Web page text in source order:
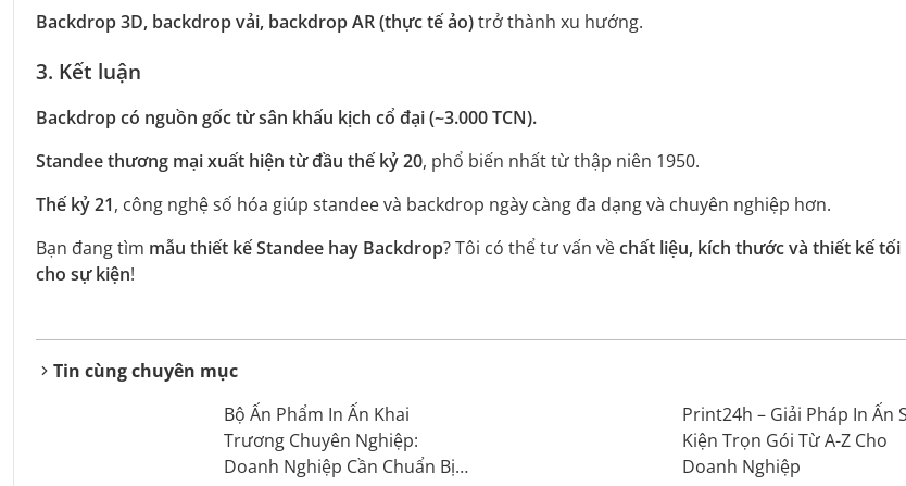
Backdrop 3D, backdrop vải, backdrop AR (thực tế ảo)trở thành xu hướng.
3. Kết luận
Backdrop có nguồn gốc từ sân khấu kịch cổ đại (~3.000 TCN).
Standee thương mại xuất hiện từ đầu thế kỷ 20, phổ biến nhất từ thập niên 1950.
Thế kỷ 21, công nghệ số hóa giúp standee và backdrop ngày càng đa dạng và chuyên nghiệp hơn.
Bạn đang tìm mẫu thiết kế Standee hay Backdrop? Tôi có thể tư vấn vềchất liệu, kích thước và thiết kế tối
cho sự kiện!
Tin cùng chuyên mục
Bộ Ấn Phẩm In Ấn Khai
Trương Chuyên Nghiệp:
Doanh Nghiệp Cần Chuẩn Bị
Print24h – Giải Pháp In Ấn
Kiện Trọn Gói Từ A-Z Cho
Doanh Nghiệp